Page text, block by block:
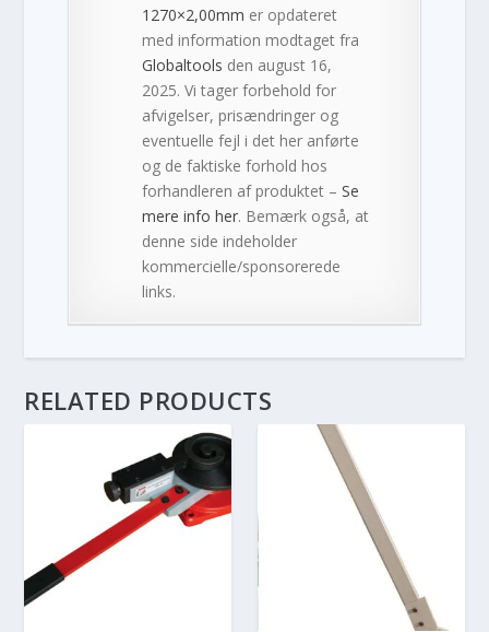
1270×2,00mm er opdateret
med information modtaget fra
Globaltools den august 16,
2025. Vi tager forbehold for
afvigelser, prisændringer og
eventuelle fejl i det her anførte
og de faktiske forhold hos
forhandleren af produktet –Se
mere info her. Bemærk også, at
denne side indeholder
kommercielle/sponsorerede
links.
RELATED PRODUCTS